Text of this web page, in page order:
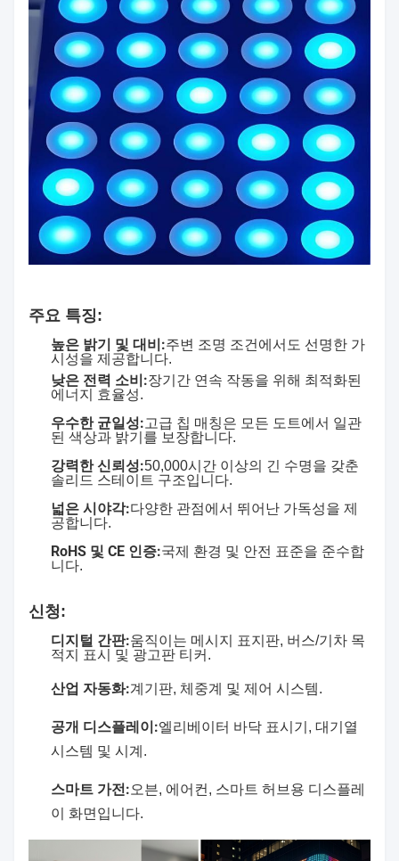
주요 특징:
높은 밝기 및 대비:주변 조명 조건에서도 선명한 가
시성을 제공합니다.
낮은 전력 소비:장기간 연속 작동을 위해 최적화된
에너지 효율성.
우수한 균일성:고급 칩 매칭은 모든 도트에서 일관
된 색상과 밝기를 보장합니다.
강력한 신뢰성:50,000시간 이상의 긴 수명을 갖춘
솔리드 스테이트 구조입니다.
넓은 시야각:다양한 관점에서 뛰어난 가독성을 제
공합니다.
RoHS 및 CE 인증:국제 환경 및 안전 표준을 준수합
니다.
신청:
디지털 간판:움직이는 메시지 표지판, 버스/기차 목
적지 표시 및 광고판 티커.
산업 자동화:계기판, 체중계 및 제어 시스템.
공개 디스플레이:엘리베이터 바닥 표시기, 대기열
시스템 및 시계.
스마트 가전:오븐, 에어컨, 스마트 허브용 디스플레
이 화면입니다.